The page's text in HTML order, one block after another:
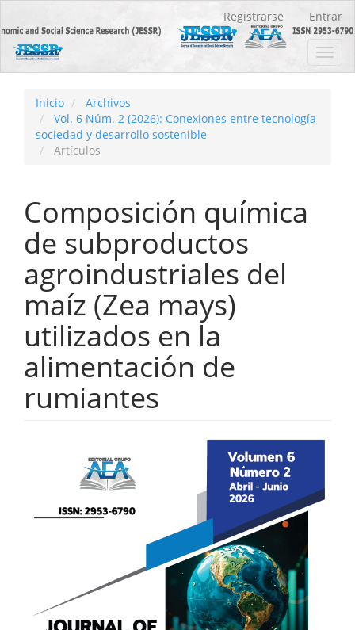
principal
Contenido
principal
Barra
Registrarse Entrar
Inicio
Archivos
Vol. 6 Núm. 2 (2026): Conexiones entre tecnología
sociedad y desarrollo sostenible
Artículos
Composición química
de subproductos
agroindustriales del
maíz (Zea mays)
utilizados en la
alimentación de
rumiantes